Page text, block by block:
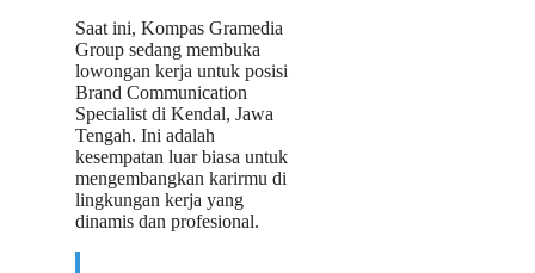
Saat ini, Kompas Gramedia
Group sedang membuka
lowongan kerja untuk posisi
Brand Communication
Specialist di Kendal, Jawa
Tengah. Ini adalah
kesempatan luar biasa untuk
mengembangkan karirmu di
lingkungan kerja yang
dinamis dan profesional.